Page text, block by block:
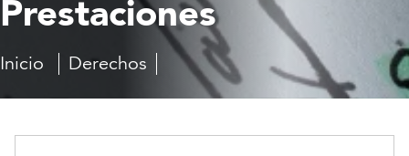
Prestaciones
Inicio Derechos
Preguntas
frecuentes
Incapacidades
Laborales
Prestaciones